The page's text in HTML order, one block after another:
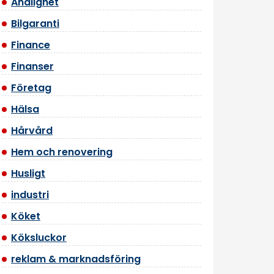
Bilgaranti
Finance
Finanser
Företag
Hälsa
Hårvård
Hem och renovering
Husligt
industri
Köket
Köksluckor
reklam & marknadsföring